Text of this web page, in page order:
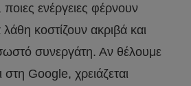
ενέργειες φέρνουν
κοστίζουν ακριβά και
συνεργάτη. Αν θέλουμε
Google, χρειάζεται